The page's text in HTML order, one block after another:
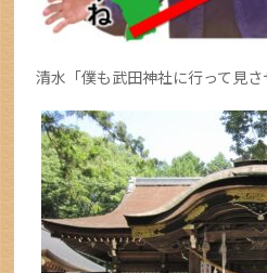
清水「僕も武田神社に行って見さ